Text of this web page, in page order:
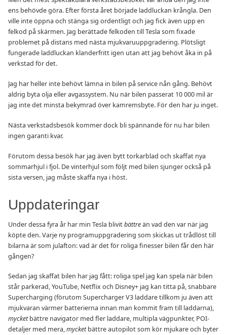
ens behövde göra. Efter första året började laddluckan krångla. Den
ville inte öppna och stänga sig ordentligt och jag fick även upp en
felkod på skärmen. Jag berättade felkoden till Tesla som fixade
problemet på distans med nästa mjukvaruuppgradering. Plötsligt
fungerade laddluckan klanderfritt igen utan att jag behövt åka in på
verkstad för det.
Jag har heller inte behövt lämna in bilen på service nån gång. Behövt
aldrig byta olja eller avgassystem. Nu när bilen passerat 10 000 mil är
jag inte det minsta bekymrad över kamremsbyte. För den har ju inget.
Nästa verkstadsbesök kommer dock bli spännande för nu har bilen
ingen garanti kvar.
Förutom dessa besök har jag även bytt torkarblad och skaffat nya
sommarhjul i fjol. De vinterhjul som följt med bilen sjunger också på
sista versen, jag måste skaffa nya i höst.
Uppdateringar
Under dessa fyra år har min Tesla blivitbättreän vad den var när jag
köpte den. Varje ny programuppgradering som skickas ut trådlöst till
bilarna är som julafton: vad är det för roliga finesser bilen får den här
gången?
Sedan jag skaffat bilen har jag fått: roliga spel jag kan spela när bilen
står parkerad, YouTube, Netflix och Disney+ jag kan titta på, snabbare
Supercharging (förutom Supercharger V3 laddare tillkom ju även att
mjukvaran värmer batterierna innan man kommit fram till laddarna),
mycketbättre navigator med fler laddare, multipla vägpunkter, POI-
detaljer med mera,mycketbättre autopilot som kör mjukare och byter